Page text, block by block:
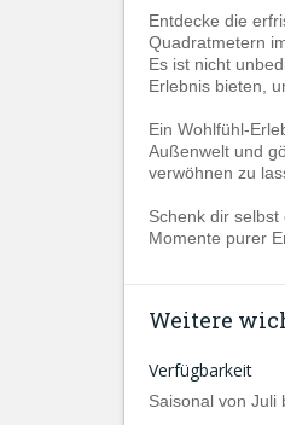
Entdecke die
Quadratmetern
Es ist nicht
Erlebnis bieten,
Ein Wohlfühl-
Außenwelt und
verwöhnen zu
Schenk dir
Momente purer
Weitere
Verfügbarkeit
Saisonal von Juli